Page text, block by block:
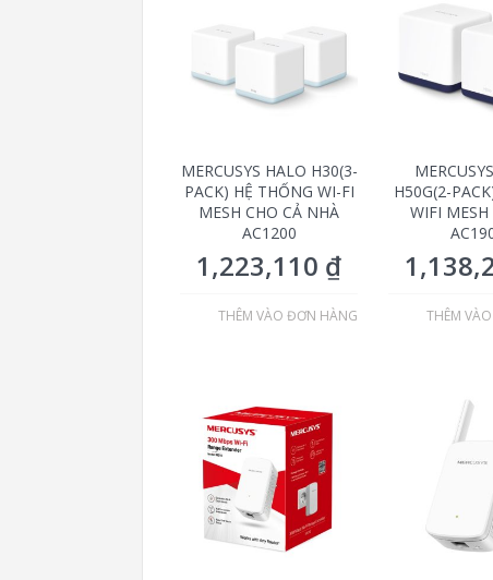
MERCUSYS HALO H30(3-
PACK) HỆ THỐNG WI-FI
MESH CHO CẢ NHÀ
AC1200
1,223,110 ₫
THÊM VÀO ĐƠN HÀNG
H50G(2-
WIFI MESH
THÊM